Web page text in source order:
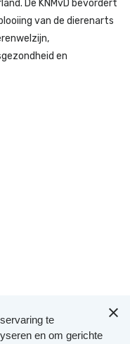
De KNMvD bevordert
van de dierenarts
en
te
en om gerichte